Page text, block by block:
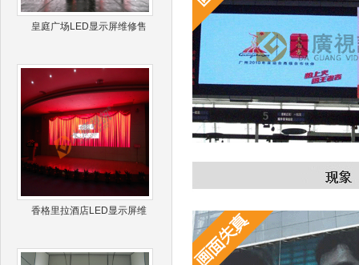
皇庭广场LED显示屏维修售
香格里拉酒店LED显示屏维